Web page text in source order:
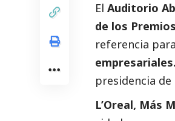
El Auditorio
de los
referencia
empresariales.
presidencia de
L’Oreal, Más